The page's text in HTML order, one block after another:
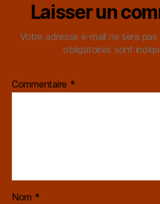
Laisser un
Votre adresse e-mail ne sera pas
obligatoires sont
Commentaire *
Nom *